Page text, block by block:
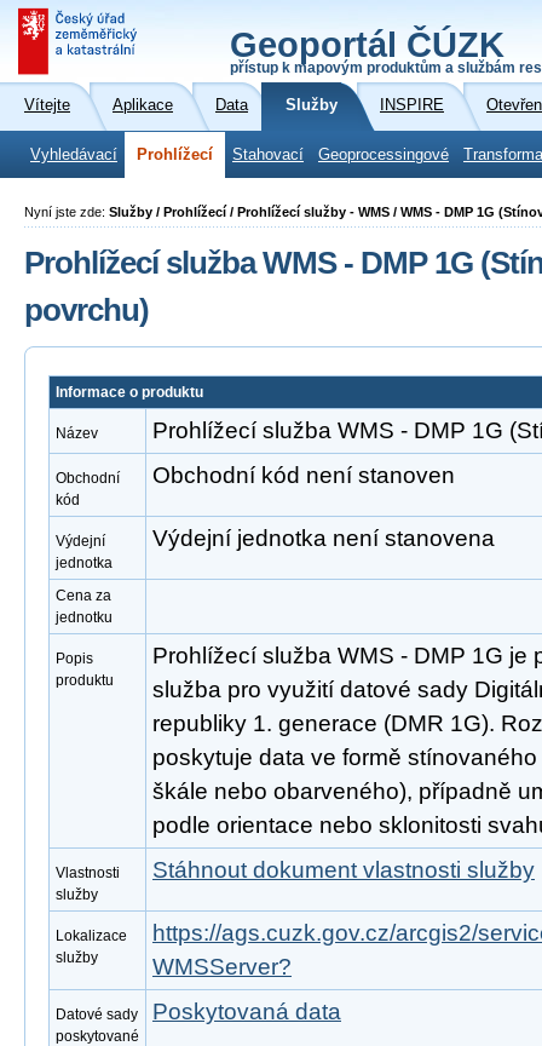
Geoportál ČÚZK
přístup k mapovým produktům a službám
Vítejte Aplikace Data Služby INSPIRE
Vyhledávací Prohlížecí Stahovací Geoprocessingové
Nyní jste zde: Služby / Prohlížecí / Prohlížecí služby - WMS / WMS - DMP 1G
Prohlížecí služba WMS - DMP 1G
povrchu)
Informace o produktu
Název Prohlížecí služba WMS - DMP 1G
Obchodní
kód
Obchodní kód není stanoven
Výdejní
jednotka
Výdejní jednotka není stanovena
Cena za
jednotku
Popis
produktu
Prohlížecí služba WMS - DMP 1G je
služba pro využití datové sady
republiky 1. generace (DMR 1G).
poskytuje data ve formě
škále nebo obarveného), případně
podle orientace nebo sklonitosti
Vlastnosti
služby
Stáhnout dokument vlastnosti služby
Lokalizace
služby
https://ags.cuzk.gov.cz/arcgis2/
WMSServer?
Datové sady
poskytované
Poskytovaná data